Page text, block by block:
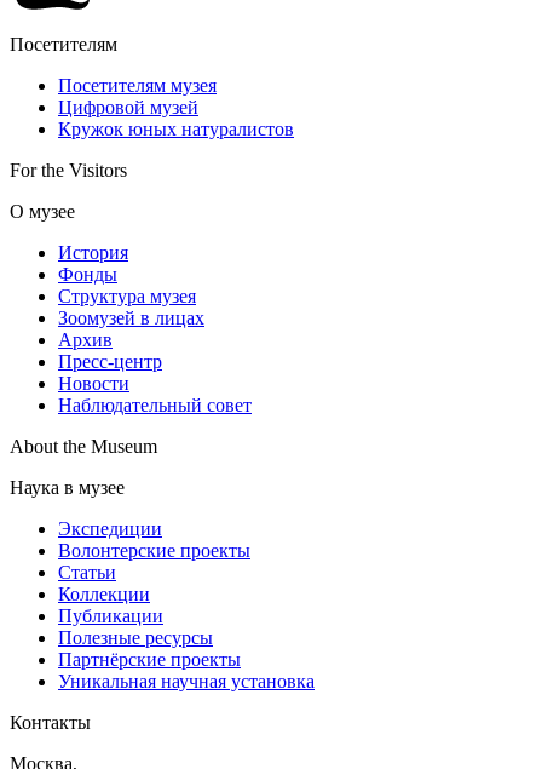
Посетителям
Посетителям музея
Цифровой музей
Кружок юных натуралистов
For the Visitors
О музее
История
Фонды
Структура музея
Зоомузей в лицах
Архив
Пресс-центр
Новости
Наблюдательный совет
About the Museum
Наука в музее
Экспедиции
Волонтерские проекты
Статьи
Коллекции
Публикации
Полезные ресурсы
Партнёрские проекты
Уникальная научная установка
Контакты
Москва,